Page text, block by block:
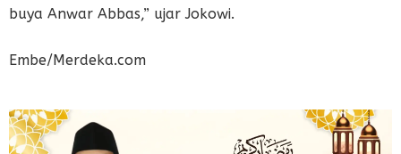
buya Anwar Abbas,” ujar Jokowi.
Embe/Merdeka.com